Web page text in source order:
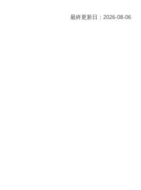
最終更新日： 2026-08-06